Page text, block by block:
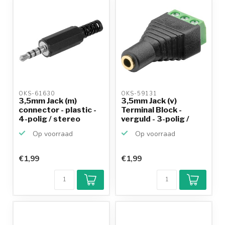
OKS-61630
3,5mm Jack (m)
connector - plastic -
4-polig / stereo
Op voorraad
€1,99
OKS-59131
3,5mm Jack (v)
Terminal Block -
verguld - 3-polig /
Op voorraad
€1,99